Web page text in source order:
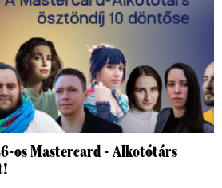
os Mastercard - Alkotótárs